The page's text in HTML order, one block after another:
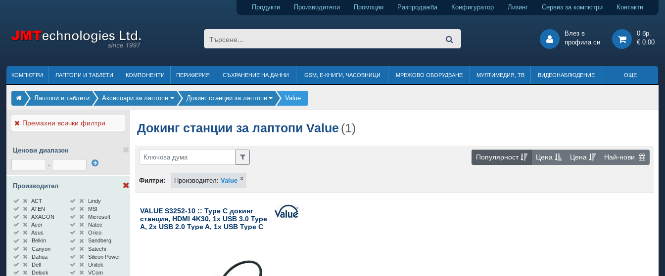
Продукти Производители Промоции Разпродажба Конфигуратор Лизинг Сервиз за компютри Контакти
Влез в
профила си
0 бр.
€ 0.00
КОМПЮТРИ ЛАПТОПИ И ТАБЛЕТИ КОМПОНЕНТИ ПЕРИФЕРИЯ СЪХРАНЕНИЕ НА ДАННИ GSM, Е-КНИГИ, ЧАСОВНИЦИ МРЕЖОВО ОБОРУДВАНЕ МУЛТИМЕДИЯ, ТВ ВИДЕОНАБЛЮДЕНИЕ ОЩЕ
Лаптопи и таблети Аксесоари за лаптопи Докинг станции за лаптопи Value
Премахни всички филтри
Ценови диапазон
-
Производител
ACT
ATEN
AXAGON
Acer
Asus
Belkin
Canyon
Dahua
Dell
Delock
Lindy
MSI
Microsoft
Natec
Orico
Sandberg
Satechi
Silicon Power
Unitek
VCom
Докинг станции за лаптопи Value (1)
Популярност Цена Цена Най-нови
Филтри: Производител: Value
VALUE S3252-10 :: Type C докинг
станция, HDMI 4K30, 1x USB 3.0 Type
A, 2x USB 2.0 Type A, 1x USB Type C